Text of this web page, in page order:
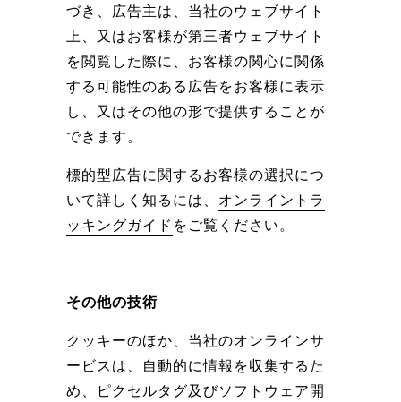
づき、広告主は、当社のウェブサイト
上、又はお客様が第三者ウェブサイト
を閲覧した際に、お客様の関心に関係
する可能性のある広告をお客様に表示
し、又はその他の形で提供することが
できます。
標的型広告に関するお客様の選択につ
いて詳しく知るには、 オンライントラ
ッキングガイド をご覧ください。
その他の技術
クッキーのほか、当社のオンラインサ
ービスは、自動的に情報を収集するた
め、ピクセルタグ及びソフトウェア開